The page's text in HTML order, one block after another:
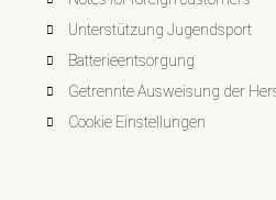
Unterstützung Jugendsport
Batterieentsorgung
Getrennte Ausweisung der
Cookie Einstellungen